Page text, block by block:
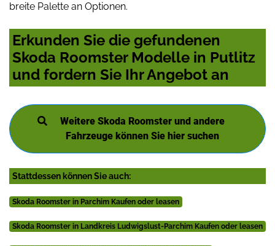
breite Palette an Optionen.
Erkunden Sie die gefundenen
Skoda Roomster Modelle in Putlitz
und fordern Sie Ihr Angebot an
Weitere Skoda Roomster und andere
Fahrzeuge können Sie hier suchen
Stattdessen können Sie auch:
Skoda Roomster in Parchim Kaufen oder leasen
Skoda Roomster in Landkreis Ludwigslust-Parchim Kaufen oder leasen